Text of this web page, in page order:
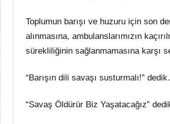
Toplumun barışı ve huzuru için son
alınmasına, ambulanslarımızın
sürekliliğinin sağlanmamasına karşı
“Barışın dili savaşı susturmalı!”
“Savaş Öldürür Biz Yaşatacağız”